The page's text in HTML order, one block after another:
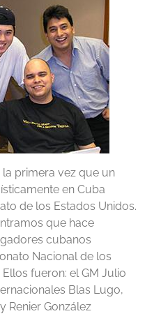
primera vez que un
en Cuba
de los Estados Unidos.
que hace
cubanos
Nacional de los
fueron: el GM Julio
Blas Lugo,
Renier González